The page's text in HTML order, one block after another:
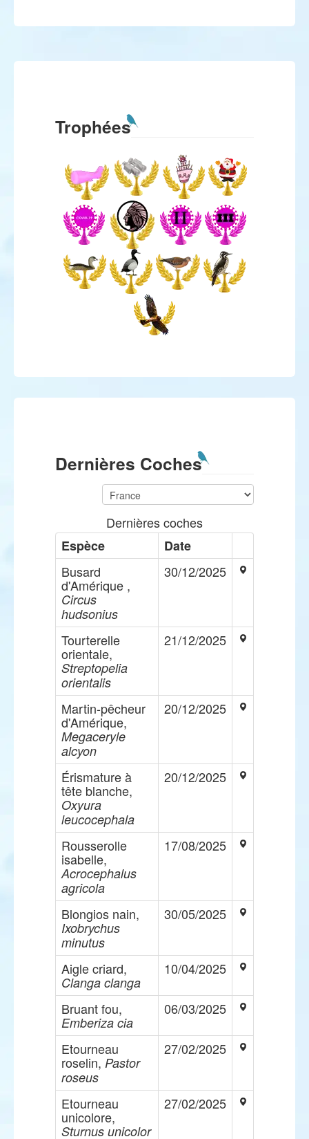
Trophées
Dernières Coches
Dernières coches
Espèce
Date
Busard
d'Amérique ,
Circus
hudsonius
30/12/2025
Tourterelle
orientale,
Streptopelia
orientalis
21/12/2025
Martin-pêcheur
d'Amérique,
Megaceryle
alcyon
20/12/2025
Érismature à
tête blanche,
Oxyura
leucocephala
20/12/2025
Rousserolle
isabelle,
Acrocephalus
agricola
17/08/2025
Blongios nain,
Ixobrychus
minutus
30/05/2025
Aigle criard,
Clanga clanga
10/04/2025
Bruant fou,
Emberiza cia
06/03/2025
Etourneau
roselin, Pastor
roseus
27/02/2025
Etourneau
unicolore,
Sturnus unicolor
27/02/2025